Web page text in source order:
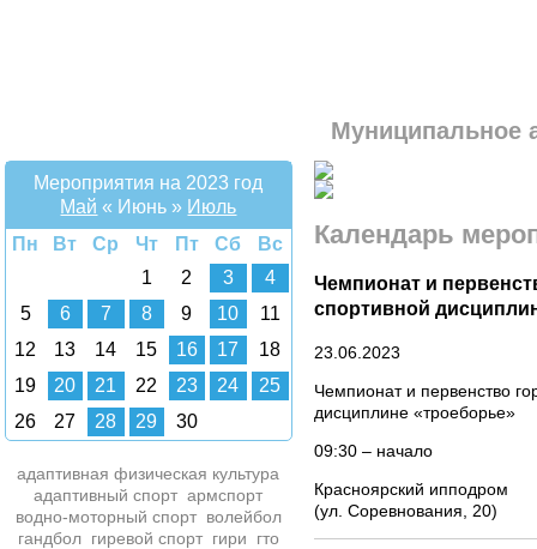
Муниципальное
Мероприятия на 2023 год
Май « Июнь » Июль
Пн
Вт Ср Чт Пт Сб
Вс
1
2 3
4
5
6 7 8 9 10
11
12
13 14 15 16 17
18
19
20 21 22 23 24
25
26
27 28 29 30
адаптивная физическая культура
адаптивный спорт армспорт
водно-моторный спорт волейбол
гандбол гиревой спорт гири
гто
Календарь
Чемпионат и
спортивной
23.06.2023
Чемпионат и первенство
дисциплине «троеборье»
09:30 – начало
Красноярский ипподром
(ул. Соревнования, 20)